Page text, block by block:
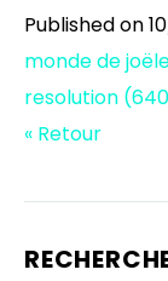
Published on
monde de
resolution
« Retour